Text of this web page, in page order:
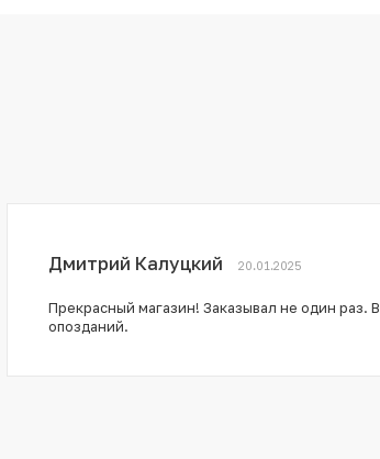
Дмитрий Калуцкий 20.01.2025
Прекрасный магазин! Заказывал не один раз.
опозданий.